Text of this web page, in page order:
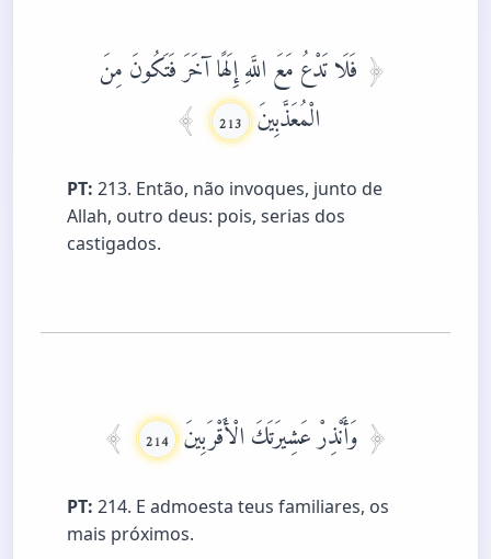
فَلَا تَدْعُ مَعَ اللَّهِ إِلَهًا آخَرَ فَتَكُونَ مِنَ
الْمُعَذَّبِينَ 213
PT: 213. Então, não invoques, junto de
Allah, outro deus: pois, serias dos
castigados.
وَأَنْذِرْ عَشِيرَتَكَ الْأَقْرَبِينَ 214
PT: 214. E admoesta teus familiares, os
mais próximos.